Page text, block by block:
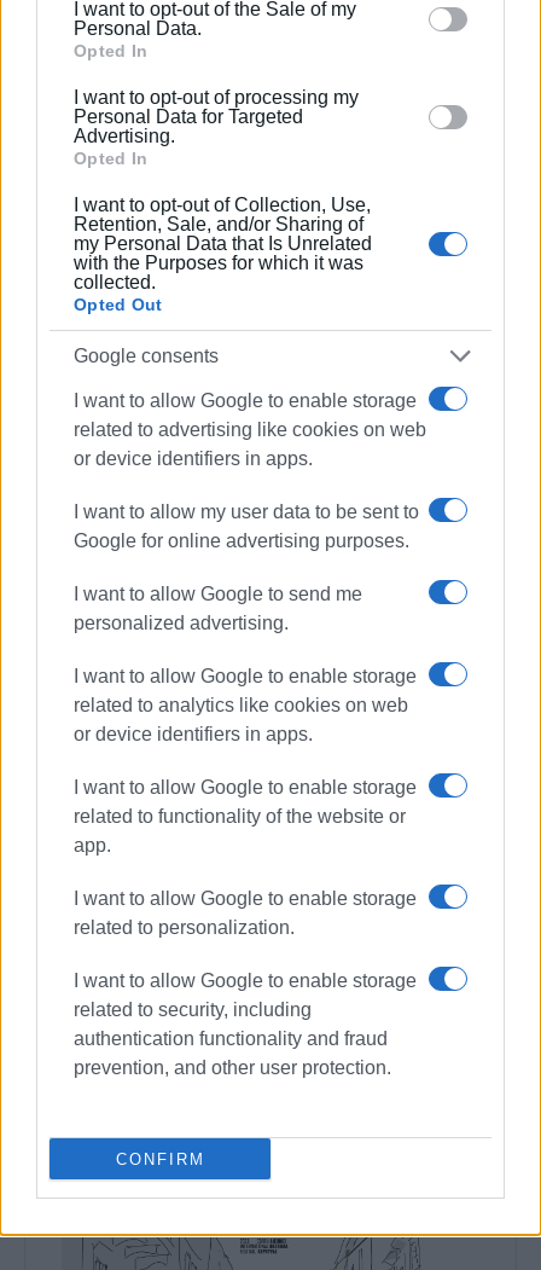
behaviour. You may click to grant or deny consent to
Google and its third-party tags to use your data for
section.
I want to opt-out of the Sale of my
Personal Data.
Opted In
I want to opt-out of processing my
Personal Data for Targeted
Advertising.
Opted In
I want to opt-out of Collection, Use,
Retention, Sale, and/or Sharing of
my Personal Data that Is Unrelated
with the Purposes for which it was
collected.
Opted Out
Google consents
I want to allow Google to enable storage
related to advertising like cookies on web
or device identifiers in apps.
I want to allow my user data to be sent to
Google for online advertising purposes.
I want to allow Google to send me
personalized advertising.
I want to allow Google to enable storage
related to analytics like cookies on web
or device identifiers in apps.
I want to allow Google to enable storage
related to functionality of the website or
app.
I want to allow Google to enable storage
related to personalization.
I want to allow Google to enable storage
related to security, including
authentication functionality and fraud
prevention, and other user protection.
CONFIRM
ΕΛΕΝΗ ΚΟΡΩΝΑΚΗ
Εργάζεται στις Εκδόσεις Ενημέρωση από το
1990 σε θέσεις υψηλής ευθύνης. Ειδικεύεται στις
δημόσιες σχέσεις, το ελεύθερο και το
καλλιτεχνικό ρεπορτάζ.
Ακολουθήστε το enimerosi στοFacebook
Συνδρομητές στο e-paper